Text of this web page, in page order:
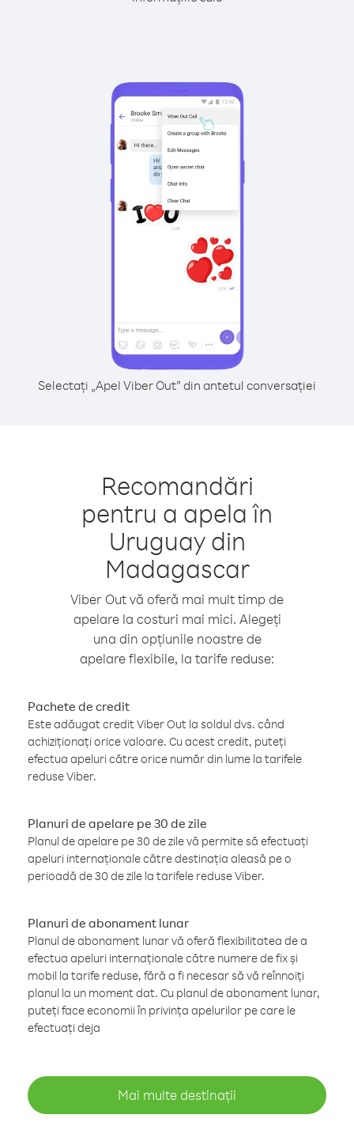
Selectați „Apel Viber Out” din antetul conversației
Recomandări
pentru a apela în
Uruguay din
Madagascar
Viber Out vă oferă mai mult timp de
apelare la costuri mai mici. Alegeți
una din opțiunile noastre de
apelare flexibile, la tarife reduse:
Pachete de credit
Este adăugat credit Viber Out la soldul dvs. când
achiziționați orice valoare. Cu acest credit, puteți
efectua apeluri către orice număr din lume la tarifele
reduse Viber.
Planuri de apelare pe 30 de zile
Planul de apelare pe 30 de zile vă permite să efectuați
apeluri internaționale către destinația aleasă pe o
perioadă de 30 de zile la tarifele reduse Viber.
Planuri de abonament lunar
Planul de abonament lunar vă oferă flexibilitatea de a
efectua apeluri internaționale către numere de fix și
mobil la tarife reduse, fără a fi necesar să vă reînnoiți
planul la un moment dat. Cu planul de abonament lunar,
puteți face economii în privința apelurilor pe care le
efectuați deja
Mai multe destinații